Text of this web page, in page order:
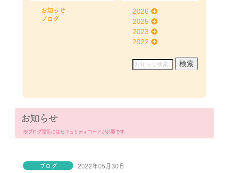
お知らせ
ブログ
2026
2025
2023
2022
お知らせ
※ブログ閲覧にはセキュリティコードが必要です。
ブログ 2022年05月30日